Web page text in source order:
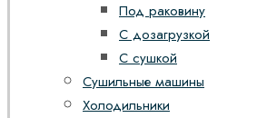
Под раковину
С дозагрузкой
С сушкой
Сушильные машины
Холодильники